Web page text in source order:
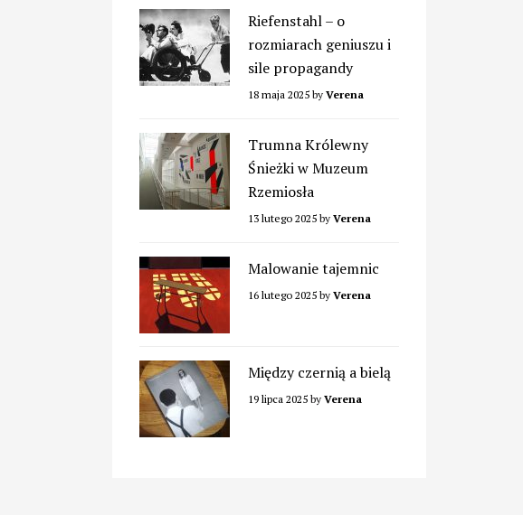
Riefenstahl – o
rozmiarach geniuszu i
sile propagandy
18 maja 2025by Verena
Trumna Królewny
Śnieżki w Muzeum
Rzemiosła
13 lutego 2025by Verena
Malowanie tajemnic
16 lutego 2025by Verena
Między czernią a bielą
19 lipca 2025by Verena